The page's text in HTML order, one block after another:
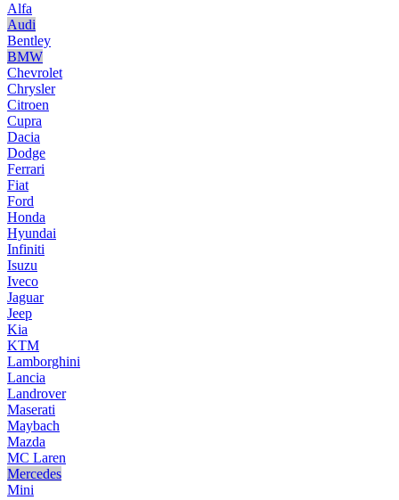
Alfa
Audi
Bentley
BMW
Chevrolet
Chrysler
Citroen
Cupra
Dacia
Dodge
Ferrari
Fiat
Ford
Honda
Hyundai
Infiniti
Isuzu
Iveco
Jaguar
Jeep
Kia
KTM
Lamborghini
Lancia
Landrover
Maserati
Maybach
Mazda
MC Laren
Mercedes
Mini